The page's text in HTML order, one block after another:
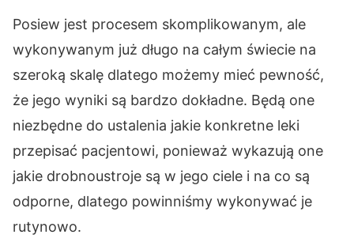
Posiew jest procesem skomplikowanym, ale
wykonywanym już długo na całym świecie na
szeroką skalę dlatego możemy mieć pewność,
że jego wyniki są bardzo dokładne. Będą one
niezbędne do ustalenia jakie konkretne leki
przepisać pacjentowi, ponieważ wykazują one
jakie drobnoustroje są w jego ciele i na co są
odporne, dlatego powinniśmy wykonywać je
rutynowo.